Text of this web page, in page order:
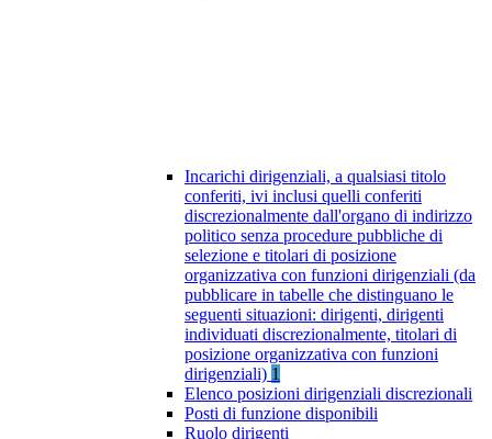
Incarichi dirigenziali, a qualsiasi titolo
conferiti, ivi inclusi quelli conferiti
discrezionalmente dall'organo di indirizzo
politico senza procedure pubbliche di
selezione e titolari di posizione
organizzativa con funzioni dirigenziali (da
pubblicare in tabelle che distinguano le
seguenti situazioni: dirigenti, dirigenti
individuati discrezionalmente, titolari di
posizione organizzativa con funzioni
dirigenziali) 1
Elenco posizioni dirigenziali discrezionali
Posti di funzione disponibili
Ruolo dirigenti